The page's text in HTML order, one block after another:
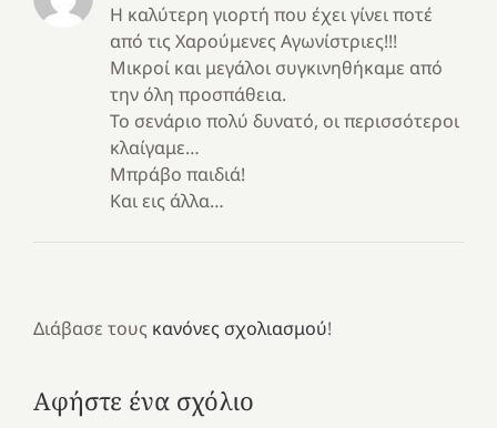
Η καλύτερη γιορτή που έχει γίνει ποτέ
από τις Χαρούμενες Αγωνίστριες!!!
Μικροί και μεγάλοι συγκινηθήκαμε από
την όλη προσπάθεια.
Το σενάριο πολύ δυνατό, οι περισσότεροι
κλαίγαμε…
Μπράβο παιδιά!
Και εις άλλα…
Διάβασε τους κανόνες σχολιασμού!
Αφήστε ένα σχόλιο